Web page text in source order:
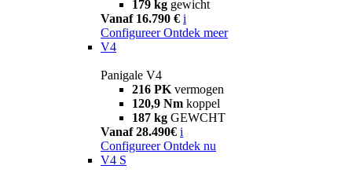
179 kg gewicht
Vanaf 16.790 € i
Configureer Ontdek meer
V4
Panigale V4
216 PK vermogen
120,9 Nm koppel
187 kg GEWCHT
Vanaf 28.490€ i
Configureer Ontdek nu
V4 S